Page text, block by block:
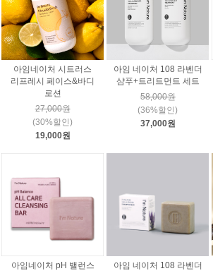
아임네이처 시트러스
리프레시 페이스&바디
로션
27,000원
(30%할인)
19,000원
아임 네이처 108 라벤더
샴푸+트리트먼트 세트
58,000원
(36%할인)
37,000원
아임네이처 pH 밸런스
아임 네이처 108 라벤더